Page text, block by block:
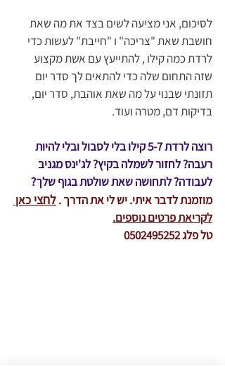
לסיכום, אני מציעה לשים בצד את מה שאת
חושבת שאת "צריכה" ו "חייבת" לעשות כדי
לרדת כמה קילו , להתייעץ עם אשת מקצוע
שזה התחום שלה כדי להתאים לך סדר יום
תזונתי שבנוי על מה שאת אוהבת, סדר יום,
בדיקות דם, מטרה ועוד.
רוצה לרדת 5-7 קילו בלי לסבול ובלי להיות
רעבה? לחזור לשמלה בקיץ? לג'ינס מגניב
לעבודה? לתחושה שאת שולטת בגוף שלך?
מוזמנת לדבר איתי. יש לי את הדרך . לחצי כאן
לקריאת פרטים נוספים.
טל פלג 0502495252